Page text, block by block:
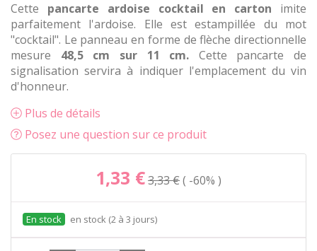
Cette pancarte ardoise cocktail en carton imite
parfaitement l'ardoise. Elle est estampillée du mot
"cocktail". Le panneau en forme de flèche directionnelle
mesure 48,5 cm sur 11 cm. Cette pancarte de
signalisation servira à indiquer l'emplacement du vin
d'honneur.
Plus de détails
Posez une question sur ce produit
1,33 €3,33 € -60%
en stock (2 à 3 jours)